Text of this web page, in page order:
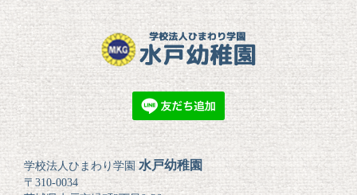
学校法人ひまわり学園水戸幼稚園
〒310-0034